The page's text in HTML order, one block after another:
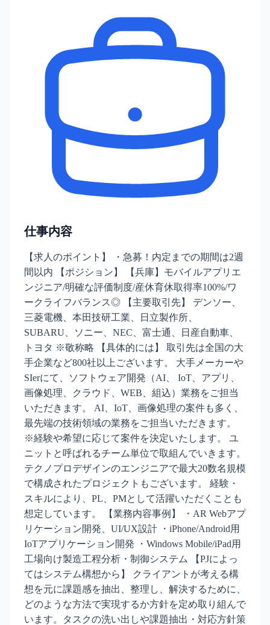
仕事内容
【求人のポイント】 ・急募！内定までの期間は2週
間以内 【ポジション】 【兵庫】モバイルアプリエ
ンジニア/明確な評価制度/産休育休取得率100%/ワ
ークライフバランス◎ 【主要取引先】 デンソー、
三菱電機、本田技研工業、日立製作所、
SUBARU、ソニー、NEC、富士通、日産自動車、
トヨタ ※敬称略 【具体的には】 取引先は全国の大
手企業など800社以上ございます。 大手メーカーや
SIerにて、ソフトウェア開発（AI、 IoT、アプリ、
画像処理、クラウド、WEB、組込）業務をご担当
いただきます。 AI、IoT、画像処理の案件も多く、
最先端の技術領域の業務をご担当いただきます。
※経験や希望に応じて案件を決定いたします。 ユ
ニットと呼ばれるチーム単位で取組んでいきます。
テクノプロデザインのエンジニアで最大20数名規模
で構成されたプロジェクトもございます。 経験・
スキルにより、PL、PMとして活躍いただくことも
想定しています。 【業務内容事例】 ・AR Webアプ
リケーション開発、UI/UX設計 ・iPhone/Android用
IoTアプリケーション開発 ・Windows Mobile/iPad用
工場向け製造工程分析・制御システム 【PJによっ
てはシステム構想から】 クライアントが考える構
想を元に課題感を抽出、整理し、解決するために、
どのような方法で実現するか方針を定め取り組んで
います。タスクの洗い出しや課題抽出・対応方針策